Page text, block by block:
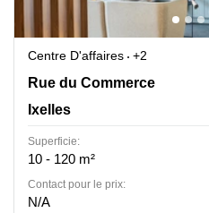
Centre D'affaires
+2
Rue de Commerce 34, Ixelles
Rue du Commerce
Ixelles
Superficie:
10 - 120 m²
Contact pour le prix:
N/A